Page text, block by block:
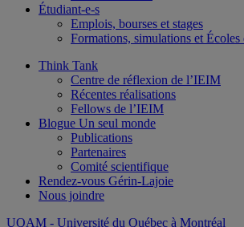
Étudiant-e-s
Emplois, bourses et stages
Formations, simulations et Écoles
Think Tank
Centre de réflexion de l’IEIM
Récentes réalisations
Fellows de l’IEIM
Blogue Un seul monde
Publications
Partenaires
Comité scientifique
Rendez-vous Gérin-Lajoie
Nous joindre
UQAM - Université du Québec à Montréal